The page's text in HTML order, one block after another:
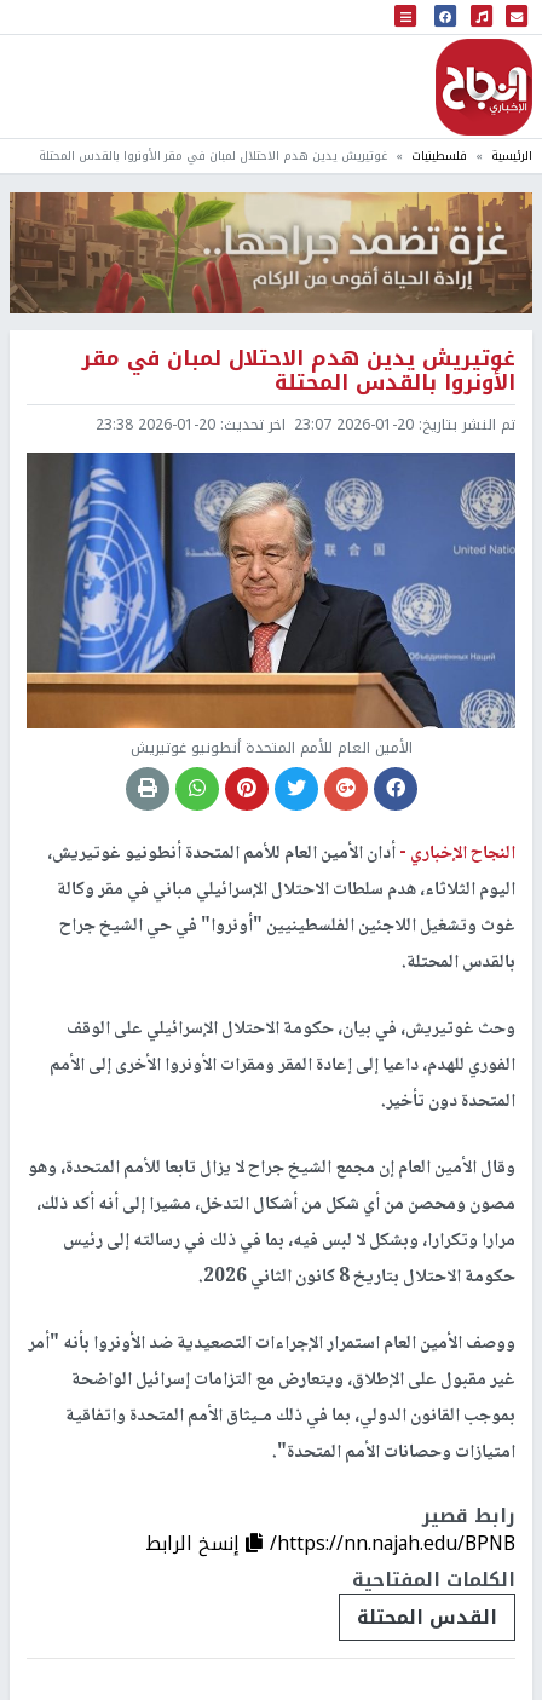
البث المباشر
إذاعة النجاح
الرئيسية فلسطينيات غوتيريش يدين هدم الاحتلال لمبان في مقر الأونروا بالقدس المحتلة
غوتيريش يدين هدم الاحتلال لمبان في مقر
الأونروا بالقدس المحتلة
تم النشر بتاريخ: 2026-01-20 23:07 اخر تحديث: 2026-01-20 23:38
الأمين العام للأمم المتحدة أنطونيو غوتيريش
النجاح الإخباري -أدان الأمين العام للأمم المتحدة أنطونيو غوتيريش،
اليوم الثلاثاء، هدم سلطات الاحتلال الإسرائيلي مباني في مقر وكالة
غوث وتشغيل اللاجئين الفلسطينيين "أونروا" في حي الشيخ جراح
بالقدس المحتلة.
وحث غوتيريش، في بيان، حكومة الاحتلال الإسرائيلي على الوقف
الفوري للهدم، داعيا إلى إعادة المقر ومقرات الأونروا الأخرى إلى الأمم
المتحدة دون تأخير.
وقال الأمين العام إن مجمع الشيخ جراح لا يزال تابعا للأمم المتحدة، وهو
مصون ومحصن من أي شكل من أشكال التدخل، مشيرا إلى أنه أكد ذلك،
مرارا وتكرارا، وبشكل لا لبس فيه، بما في ذلك في رسالته إلى رئيس
حكومة الاحتلال بتاريخ 8 كانون الثاني 2026.
ووصف الأمين العام استمرار الإجراءات التصعيدية ضد الأونروا بأنه "أمر
غير مقبول على الإطلاق، ويتعارض مع التزامات إسرائيل الواضحة
بموجب القانون الدولي، بما في ذلك مـيثاق الأمم المتحدة واتفاقية
امتيازات وحصانات الأمم المتحدة".
رابط قصير
https://nn.najah.edu/BPNB/
إنسخ الرابط
الكلمات المفتاحية
القدس المحتلة